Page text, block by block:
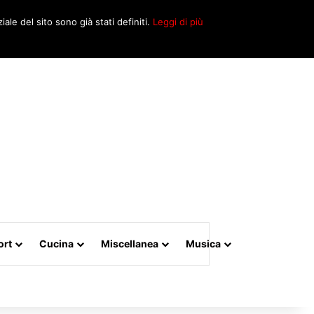
Cucina Miscellanea Musica
del sito sono già stati definiti. Leggi di più